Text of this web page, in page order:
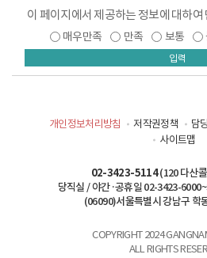
이 페이지에서 제공하는 정보에 대하
매우만족 만족 보통
입력
개인정보처리방침 저작권정책 담
사이트맵
02-3423-5114(120 다산
당직실 / 야간·공휴일 02-3423-
(06090)서울특별시 강남구 학
COPYRIGHT 2024
ALL RIGHTS